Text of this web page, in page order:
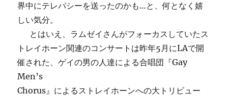
界中にテレパシーを送ったのかも…と、何となく嬉
しい気分。
とはいえ、ラムゼイさんがフォーカスしていたス
トレイホーン関連のコンサートは昨年5月にLAで開
催された、ゲイの男の人達による合唱団『Gay
Men’s
Chorus』によるストレイホーンへの大トリビュー